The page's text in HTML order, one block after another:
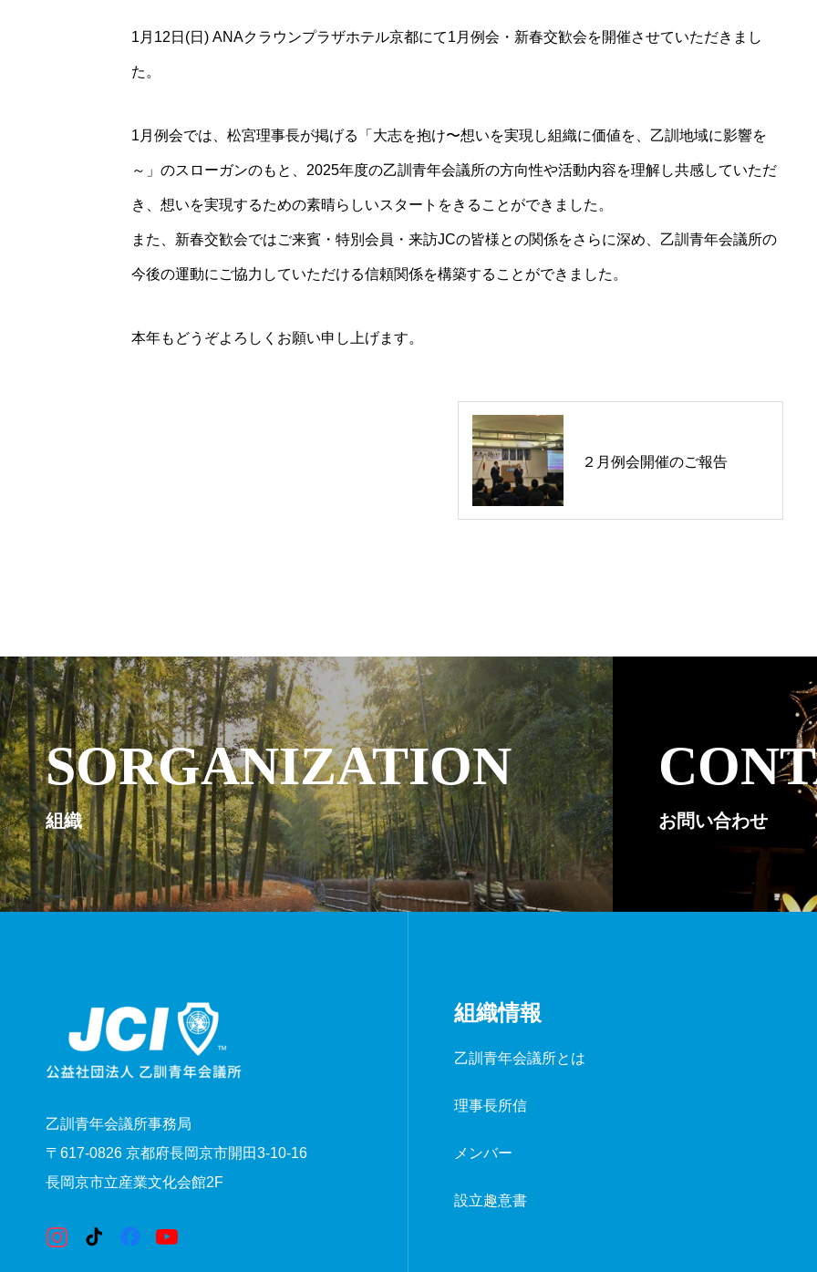
1月12日(日) ANAクラウンプラザホテル京都にて1月例会・新春交歓会を開催させていただきまし
た。
1月例会では、松宮理事長が掲げる「大志を抱け〜想いを実現し組織に価値を、乙訓地域に影響を
～」のスローガンのもと、2025年度の乙訓青年会議所の方向性や活動内容を理解し共感していただ
き、想いを実現するための素晴らしいスタートをきることができました。
また、新春交歓会ではご来賓・特別会員・来訪JCの皆様との関係をさらに深め、乙訓青年会議所の
今後の運動にご協力していただける信頼関係を構築することができました。
本年もどうぞよろしくお願い申し上げます。
２月例会開催のご報告
SORGANIZATION
組織 お問い合わせ
乙訓青年会議所事務局
〒617-0826 京都府長岡京市開田3-10-16
長岡京市立産業文化会館2F
組織情報
乙訓青年会議所とは
理事長所信
メンバー
設立趣意書